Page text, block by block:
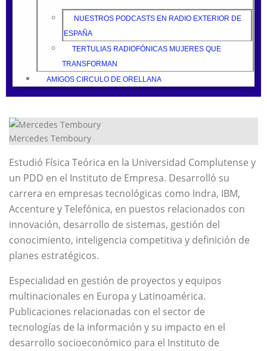
NUESTROS PODCASTS EN RADIO EXTERIOR DE
ESPAÑA
TERTULIAS RADIOFÓNICAS MUJERES QUE
TRANSFORMAN
AMIGOS CIRCULO DE ORELLANA
Mercedes Temboury
Estudió Física Teórica en la Universidad Complutense y
un PDD en el Instituto de Empresa. Desarrolló su
carrera en empresas tecnológicas como Indra, IBM,
Accenture y Telefónica, en puestos relacionados con
innovación, desarrollo de sistemas, gestión del
conocimiento, inteligencia competitiva y definición de
planes estratégicos.
Especialidad en gestión de proyectos y equipos
multinacionales en Europa y Latinoamérica.
Publicaciones relacionadas con el sector de
tecnologías de la información y su impacto en el
desarrollo socioeconómico para el Instituto de